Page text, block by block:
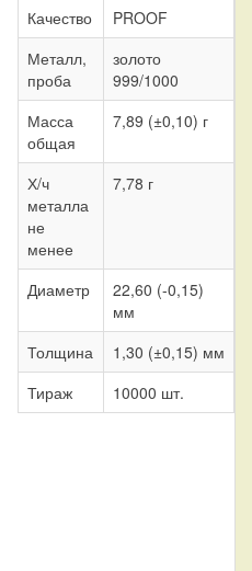
Качество
PROOF
Металл,
проба
золото
999/1000
Масса
общая
7,89 (±0,10) г
Х/ч
металла
не
менее
7,78 г
Диаметр
22,60 (-0,15)
мм
Толщина
1,30 (±0,15) мм
Тираж
10000 шт.